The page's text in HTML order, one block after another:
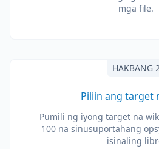
mga file.
HAKBANG
Piliin ang target
Pumili ng iyong target na
100 na sinusuportahang
isinaling